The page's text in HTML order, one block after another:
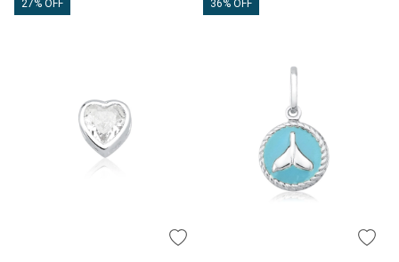
27% OFF 36% OFF